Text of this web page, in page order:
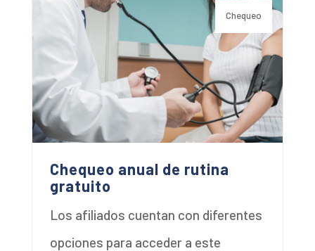
Chequeo
Chequeo anual de rutina
gratuito
Los afiliados cuentan con diferentes
opciones para acceder a este